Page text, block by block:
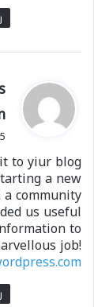
ي
و
to yiur blog!
a new
community
us useful
to
job!